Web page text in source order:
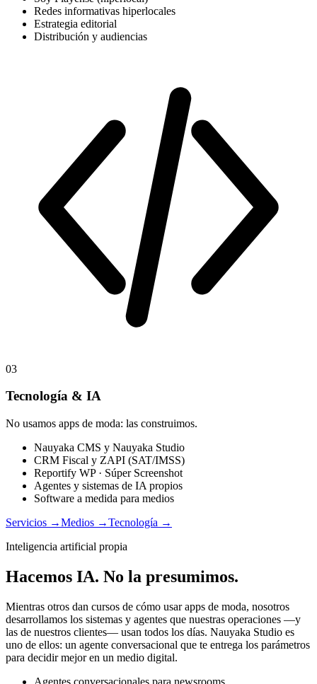
Redes informativas hiperlocales
Estrategia editorial
Distribución y audiencias
03
Tecnología & IA
No usamos apps de moda: las construimos.
Nauyaka CMS y Nauyaka Studio
CRM Fiscal y ZAPI (SAT/IMSS)
Reportify WP · Súper Screenshot
Agentes y sistemas de IA propios
Software a medida para medios
Servicios →Medios →Tecnología →
Inteligencia artificial propia
Hacemos IA. No la presumimos.
Mientras otros dan cursos de cómo usar apps de moda, nosotros
desarrollamos los sistemas y agentes que nuestras operaciones —y
las de nuestros clientes— usan todos los días. Nauyaka Studio es
uno de ellos: un agente conversacional que te entrega los parámetros
para decidir mejor en un medio digital.
Agentes conversacionales para newsrooms